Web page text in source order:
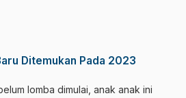
Ditemukan Pada 2023
lomba dimulai, anak anak ini